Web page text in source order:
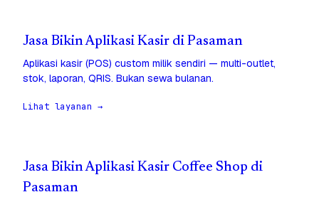
Jasa Bikin Aplikasi Kasir di Pasaman
Aplikasi kasir (POS) custom milik sendiri — multi-outlet,
stok, laporan, QRIS. Bukan sewa bulanan.
Lihat layanan →
Jasa Bikin Aplikasi Kasir Coffee Shop di
Pasaman